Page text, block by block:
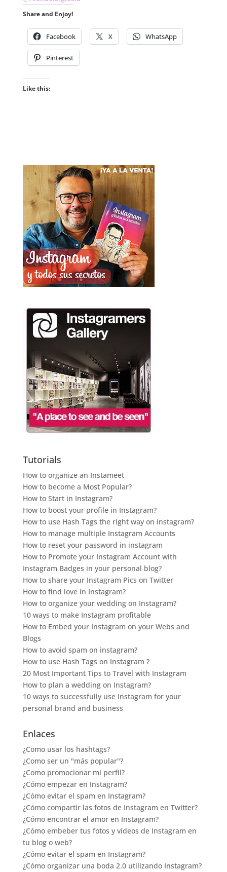
Share and Enjoy!
Facebook X WhatsApp
Pinterest
Like this:
Tutorials
How to organize an Instameet
How to become a Most Popular?
How to Start in Instagram?
How to boost your profile in Instagram?
How to use Hash Tags the right way on Instagram?
How to manage multiple Instagram Accounts
How to reset your password in instagram
How to Promote your Instagram Account with
Instagram Badges in your personal blog?
How to share your Instagram Pics on Twitter
How to find love in Instagram?
How to organize your wedding on Instagram?
10 ways to make Instagram profitable
How to Embed your Instagram on your Webs and
Blogs
How to avoid spam on instagram?
How to use Hash Tags on Instagram ?
20 Most Important Tips to Travel with Instagram
How to plan a wedding on Instagram?
10 ways to successfully use Instagram for your
personal brand and business
Enlaces
¿Como usar los hashtags?
¿Como ser un "más popular"?
¿Como promocionar mi perfil?
¿Cómo empezar en Instagram?
¿Cómo evitar el spam en Instagram?
¿Cómo compartir las fotos de Instagram en Twitter?
¿Cómo encontrar el amor en Instagram?
¿Cómo embeber tus fotos y vídeos de Instagram en
tu blog o web?
¿Cómo evitar el spam en Instagram?
¿Cómo organizar una boda 2.0 utilizando Instagram?